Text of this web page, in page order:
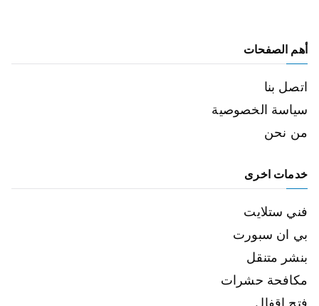
أهم الصفحات
اتصل بنا
سياسة الخصوصية
من نحن
خدمات اخرى
فني ستلايت
بي ان سبورت
بنشر متنقل
مكافحة حشرات
فتح اقفال